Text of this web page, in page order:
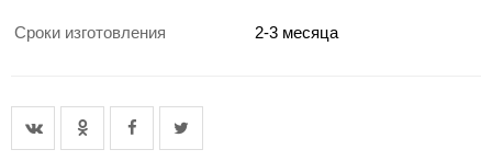
Сроки изготовления 2-3 месяца